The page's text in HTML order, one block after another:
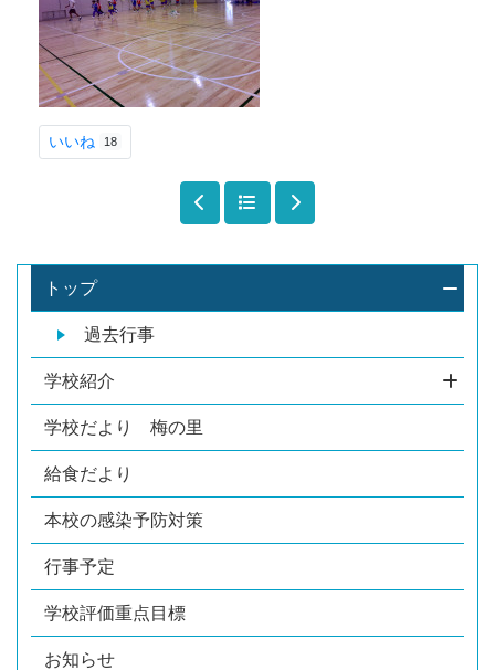
トップ
過去行事
学校紹介
学校だより 梅の里
給食だより
本校の感染予防対策
行事予定
学校評価重点目標
お知らせ
いいね 18